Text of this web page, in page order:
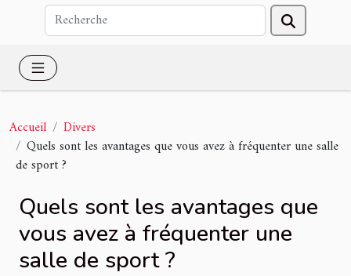
Accueil
Divers
Quels sont les avantages que vous avez à fréquenter une salle
de sport ?
Quels sont les avantages que
vous avez à fréquenter une
salle de sport ?